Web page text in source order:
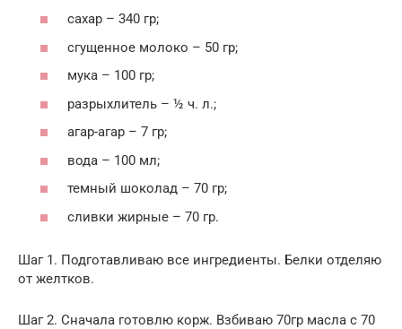
сахар – 340 гр;
сгущенное молоко – 50 гр;
мука – 100 гр;
разрыхлитель – ½ ч. л.;
агар-агар – 7 гр;
вода – 100 мл;
темный шоколад – 70 гр;
сливки жирные – 70 гр.
Шаг 1. Подготавливаю все ингредиенты. Белки отделяю
от желтков.
Шаг 2. Сначала готовлю корж. Взбиваю 70гр масла с 70